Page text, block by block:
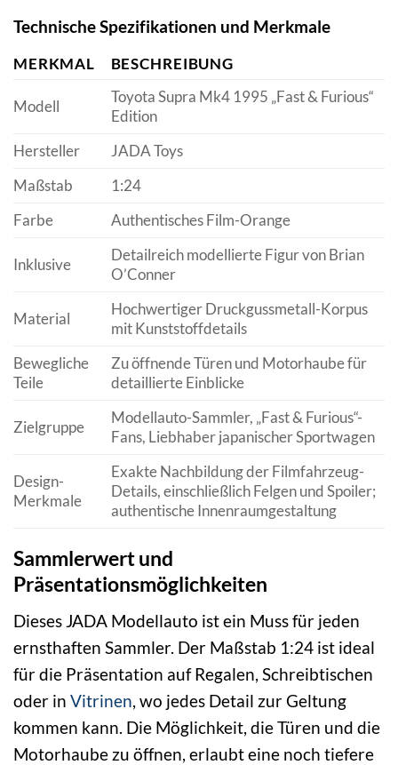
Technische Spezifikationen und Merkmale
MERKMAL BESCHREIBUNG
Modell
Toyota Supra Mk4 1995 „Fast & Furious“
Edition
Hersteller
JADA Toys
Maßstab
1:24
Farbe
Authentisches Film-Orange
Inklusive
Detailreich modellierte Figur von Brian
O’Conner
Material
Hochwertiger Druckgussmetall-Korpus
mit Kunststoffdetails
Bewegliche
Teile
Zu öffnende Türen und Motorhaube für
detaillierte Einblicke
Zielgruppe
Modellauto-Sammler, „Fast & Furious“-
Fans, Liebhaber japanischer Sportwagen
Design-
Merkmale
Exakte Nachbildung der Filmfahrzeug-
Details, einschließlich Felgen und Spoiler;
authentische Innenraumgestaltung
Sammlerwert und
Präsentationsmöglichkeiten
Dieses JADA Modellauto ist ein Muss für jeden
ernsthaften Sammler. Der Maßstab 1:24 ist ideal
für die Präsentation auf Regalen, Schreibtischen
oder in Vitrinen, wo jedes Detail zur Geltung
kommen kann. Die Möglichkeit, die Türen und die
Motorhaube zu öffnen, erlaubt eine noch tiefere